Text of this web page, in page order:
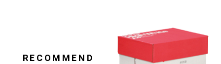
RECOMMEND